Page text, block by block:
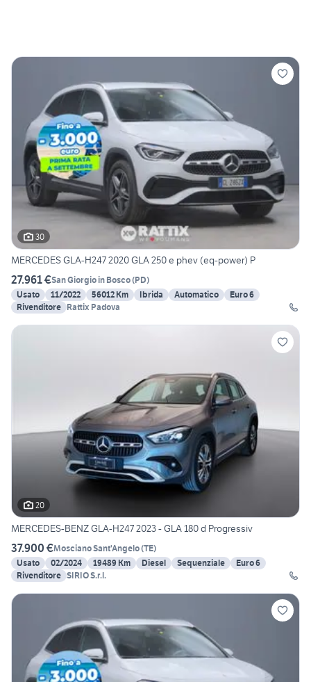
30
MERCEDES GLA-H247 2020 GLA 250 e phev (eq-power) P
27.961 €San Giorgio in Bosco(PD)
Usato
11/2022 56012 Km Ibrida Automatico
Euro 6
Rivenditore Rattix Padova
20
MERCEDES-BENZ GLA-H247 2023 - GLA 180 d Progressiv
37.900 €Mosciano Sant'Angelo(TE)
Usato
02/2024 19489 Km Diesel Sequenziale
Euro 6
Rivenditore SIRIO S.r.l.